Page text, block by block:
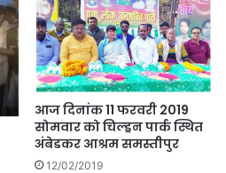
आज दिनांक 11 फरवरी 2019
सोमवार को चिल्ड्रन पार्क स्थित
अंबेडकर आश्रम समस्तीपुर
12/02/2019